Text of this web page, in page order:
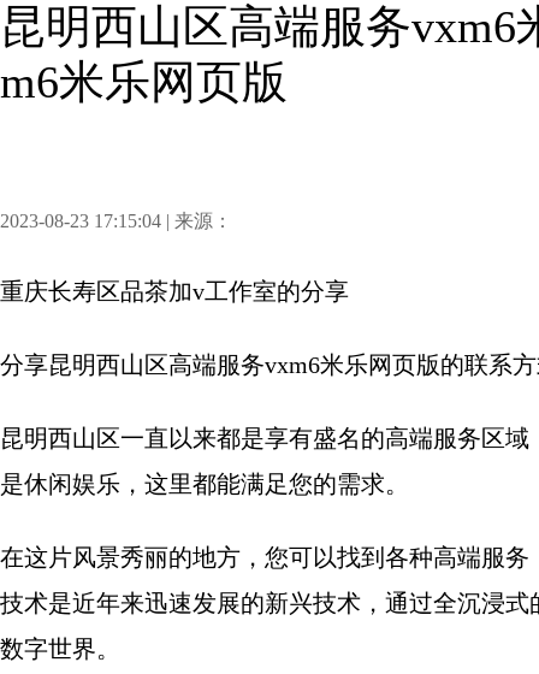
昆明西山区高端服务
m6米乐网页版
2023-08-23 17:15:04 | 来源：
重庆长寿区品茶加v工作室的分享
分享昆明西山区高端服务vxm6米乐网页版的联系
昆明西山区一直以来都是享有盛名的高端服务区
是休闲娱乐，这里都能满足您的需求。
在这片风景秀丽的地方，您可以找到各种高端服
技术是近年来迅速发展的新兴技术，通过全沉浸
数字世界。